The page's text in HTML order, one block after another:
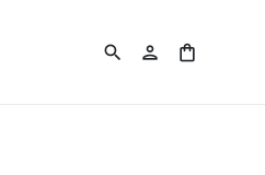
search person shopping_bag